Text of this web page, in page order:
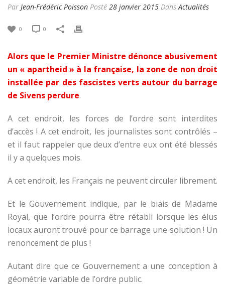
Par Jean-Frédéric Poisson Posté 28 janvier 2015 DansActualités
0 0
Alors que le Premier Ministre dénonce abusivement
un « apartheid » à la française, la zone de non droit
installée par des fascistes verts autour du barrage
de Sivens perdure.
A cet endroit, les forces de l’ordre sont interdites
d’accès ! A cet endroit, les journalistes sont contrôlés –
et il faut rappeler que deux d’entre eux ont été blessés
il y a quelques mois.
A cet endroit, les Français ne peuvent circuler librement.
Et le Gouvernement indique, par le biais de Madame
Royal, que l’ordre pourra être rétabli lorsque les élus
locaux auront trouvé pour ce barrage une solution ! Un
renoncement de plus !
Autant dire que ce Gouvernement a une conception à
géométrie variable de l’ordre public.